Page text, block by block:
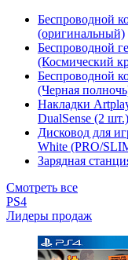
Беспроводной
(оригинальный)
Беспроводной
(Космический
Беспроводной
(Черная
Накладки
DualSense (2
Дисковод для
White (PRO/
Зарядная
Смотреть все
PS4
Лидеры продаж